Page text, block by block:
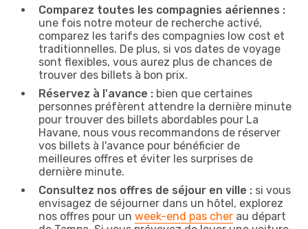
Comparez toutes les compagnies aériennes :
une fois notre moteur de recherche activé,
comparez les tarifs des compagnies low cost et
traditionnelles. De plus, si vos dates de voyage
sont flexibles, vous aurez plus de chances de
trouver des billets à bon prix.
Réservez à l'avance : bien que certaines
personnes préfèrent attendre la dernière minute
pour trouver des billets abordables pour La
Havane, nous vous recommandons de réserver
vos billets à l'avance pour bénéficier de
meilleures offres et éviter les surprises de
dernière minute.
Consultez nos offres de séjour en ville : si vous
envisagez de séjourner dans un hôtel, explorez
nos offres pour un week-end pas cher au départ